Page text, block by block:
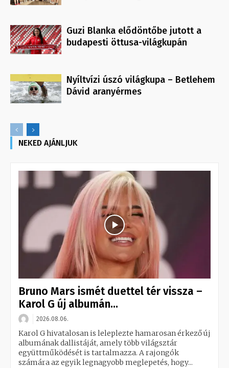
Guzi Blanka elődöntőbe jutott a
budapesti öttusa-világkupán
Nyíltvízi úszó világkupa – Betlehem
Dávid aranyérmes
NEKED AJÁNLJUK
Bruno Mars ismét duettel tér vissza –
Karol G új albumán...
2026.08.06.
Karol G hivatalosan is leleplezte hamarosan érkező új
albumának dallistáját, amely több világsztár
együttműködését is tartalmazza. A rajongók
számára az egyik legnagyobb meglepetés, hogy...